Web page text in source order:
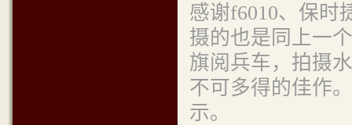
感谢f6010、保时
摄的也是同上一
旗阅兵车，拍摄
不可多得的佳作
示。